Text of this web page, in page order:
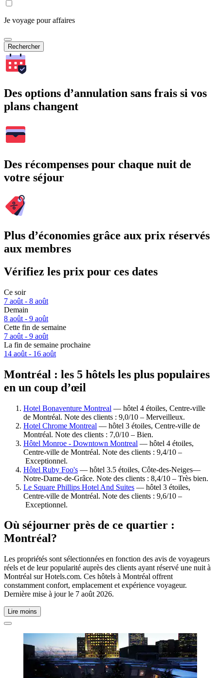
Je voyage pour affaires
Rechercher
Des options d’annulation sans frais si vos
plans changent
Des récompenses pour chaque nuit de
votre séjour
Plus d’économies grâce aux prix réservés
aux membres
Vérifiez les prix pour ces dates
Ce soir
7 août - 8 août
Demain
8 août - 9 août
Cette fin de semaine
7 août - 9 août
La fin de semaine prochaine
14 août - 16 août
Montréal : les 5 hôtels les plus populaires
en un coup d’œil
Hotel Bonaventure Montreal — hôtel 4 étoiles, Centre-ville
de Montréal. Note des clients : 9,0/10 – Merveilleux.
Hotel Chrome Montreal — hôtel 3 étoiles, Centre-ville de
Montréal. Note des clients : 7,0/10 – Bien.
Hôtel Monroe - Downtown Montreal — hôtel 4 étoiles,
Centre-ville de Montréal. Note des clients : 9,4/10 –
Exceptionnel.
Hôtel Ruby Foo's — hôtel 3.5 étoiles, Côte-des-Neiges—
Notre-Dame-de-Grâce. Note des clients : 8,4/10 – Très bien.
Le Square Phillips Hotel And Suites — hôtel 3 étoiles,
Centre-ville de Montréal. Note des clients : 9,6/10 –
Exceptionnel.
Où séjourner près de ce quartier :
Montréal?
Les propriétés sont sélectionnées en fonction des avis de voyageurs
réels et de leur popularité auprès des clients ayant réservé une nuit à
Montréal sur Hotels.com. Ces hôtels à Montréal offrent
constamment confort, emplacement et expérience voyageur.
Dernière mise à jour le 7 août 2026.
Lire moins